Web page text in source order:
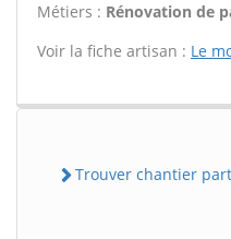
Métiers : Rénovation de
Voir la fiche artisan : Le
Trouver chantier